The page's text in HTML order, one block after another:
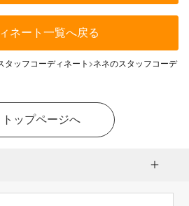
ネート一覧へ戻る
タッフコーディネート ネネのスタッフコーディ
トップページへ